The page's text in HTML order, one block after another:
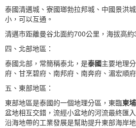
泰國清邁城、寮國瑯勃拉邦城、中國景洪
小，可以互通。
清邁市距離曼谷北面約700公里，海拔高
四、北部地區：
泰國北部，常簡稱泰北，是泰國主要地理
府、甘烹碧府、南邦府、南奔府、湄宏順
五、東部地區：
東部地區是泰國的一個地理分區，東臨柬
盆地相互交錯，流經小盆地的河流最終匯
沿海地帶的工業發展是幫助提升東部海岸